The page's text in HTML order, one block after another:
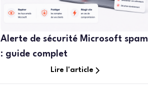
Alerte de sécurité Microsoft spam
: guide complet
Lire l'article